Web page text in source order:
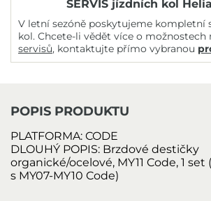
SERVIS jízdních kol
V letní sezóně poskytujeme kompletní
kol. Chcete-li vědět více o možnostech
servisů, kontaktujte přímo vybranou
POPIS PRODUKTU
PLATFORMA: CODE
DLOUHÝ POPIS: Brzdové destičky
organické/ocelové, MY11 Code, 1
s MY07-MY10 Code)